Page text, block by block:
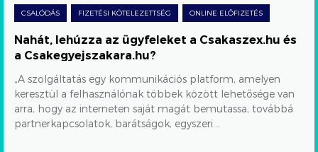
a
Csakegyejszakara.hu?
CSALÓDÁS FIZETÉSI KÖTELEZETTSÉG ONLINE ELŐFIZETÉS
SZEX SZOLGÁLTATÁS
Nahát, lehúzza az ügyfeleket a Csakaszex.hu és
a Csakegyejszakara.hu?
„A szolgáltatás egy kommunikációs platform, amelyen
keresztül a felhasználónak többek között lehetősége van
arra, hogy az interneten saját magát bemutassa, továbbá
partnerkapcsolatok, barátságok, egyszeri...